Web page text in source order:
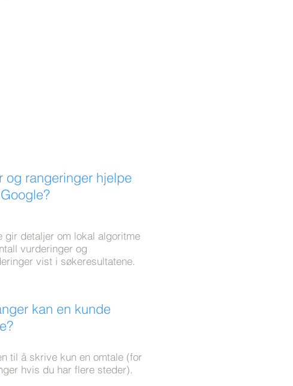
og rangeringer hjelpe
gir detaljer om lokal algoritme
vurderinger og
vist i søkeresultatene.
kan en kunde
til å skrive kun en omtale (for
hvis du har flere steder).